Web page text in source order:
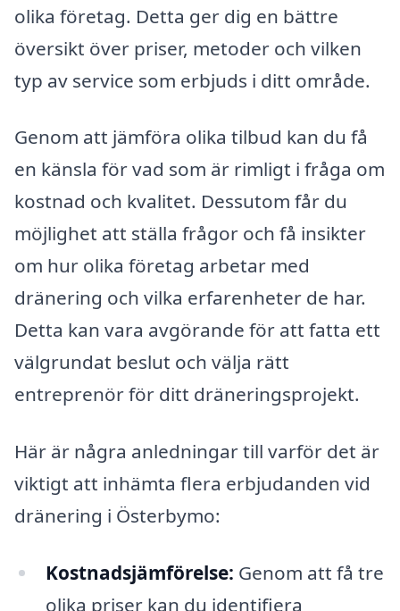
olika företag. Detta ger dig en bättre
översikt över priser, metoder och vilken
typ av service som erbjuds i ditt område.
Genom att jämföra olika tilbud kan du få
en känsla för vad som är rimligt i fråga om
kostnad och kvalitet. Dessutom får du
möjlighet att ställa frågor och få insikter
om hur olika företag arbetar med
dränering och vilka erfarenheter de har.
Detta kan vara avgörande för att fatta ett
välgrundat beslut och välja rätt
entreprenör för ditt dräneringsprojekt.
Här är några anledningar till varför det är
viktigt att inhämta flera erbjudanden vid
dränering i Österbymo:
Kostnadsjämförelse: Genom att få tre
olika priser kan du identifiera